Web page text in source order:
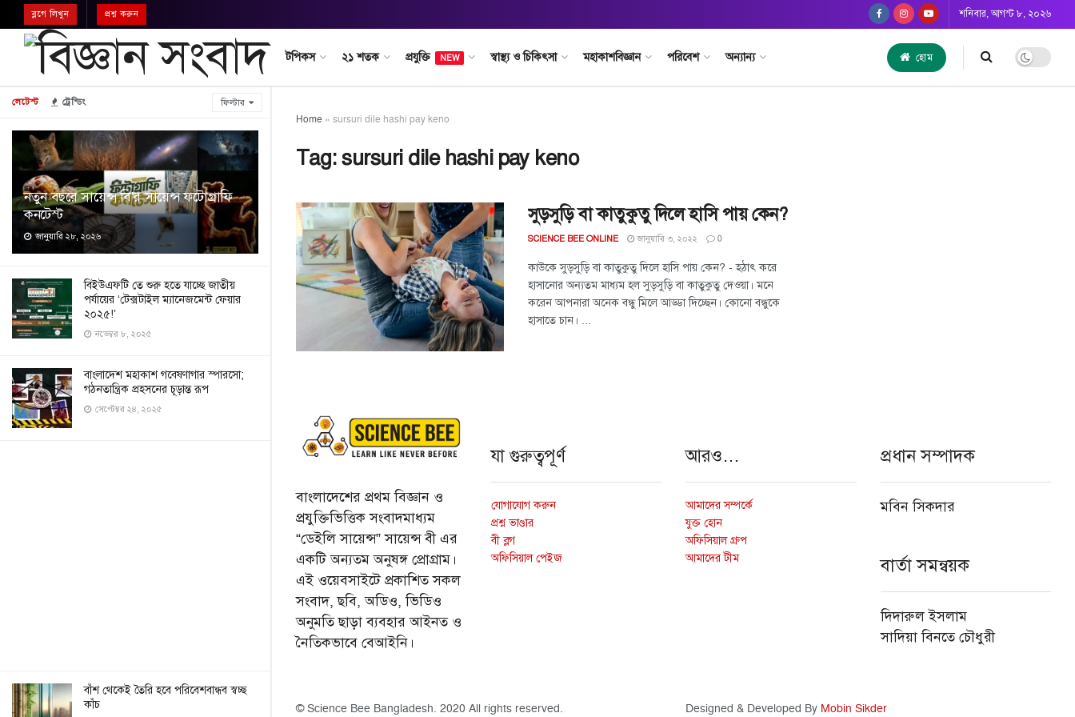
লেটেস্ট ট্রেন্ডিং ফিল্টার
নতুন বছরে সায়েন্স বি’র সায়েন্স ফটোগ্রাফি
কনটেস্ট
জানুয়ারি ২৮, ২০২৬
বিইউএফটি তে শুরু হতে যাচ্ছে জাতীয়
পর্যায়ের ‘টেক্সটাইল ম্যানেজমেন্ট ফেয়ার
২০২৫!’
নভেম্বর ৮, ২০২৫
বাংলাদেশ মহাকাশ গবেষণাগার স্পারসো;
গঠনতান্ত্রিক প্রহসনের চূড়ান্ত রূপ
সেপ্টেম্বর ২৪, ২০২৫
বাঁশ থেকেই তৈরি হবে পরিবেশবান্ধব স্বচ্ছ
কাঁচ
ব্লগে লিখুন প্রশ্ন করুন শনিবার, আগস্ট ৮, ২০২৬
টপিকস ২১ শতক প্রযুক্তি NEW স্বাস্থ্য ও চিকিৎসা মহাকাশবিজ্ঞান পরিবেশ অন্যান্য হোম
Home » sursuri dile hashi pay keno
Tag:sursuri dile hashi pay keno
সুড়সুড়ি বা কাতুকুতু দিলে হাসি পায় কেন?
SCIENCE BEE ONLINE জানুয়ারি ৩, ২০২২ 0
কাউকে সুড়সুড়ি বা কাতুকুতু দিলে হাসি পায় কেন? - হঠাৎ করে
হাসানোর অন্যতম মাধ্যম হল সুড়সুড়ি বা কাতুকুতু দেওয়া। মনে
করেন আপনারা অনেক বন্ধু মিলে আড্ডা দিচ্ছেন। কোনো বন্ধুকে
হাসাতে চান। ...
বাংলাদেশের প্রথম বিজ্ঞান ও
প্রযুক্তিভিত্তিক সংবাদমাধ্যম
“ডেইলি সায়েন্স” সায়েন্স বী এর
একটি অন্যতম অনুষঙ্গ প্রোগ্রাম।
এই ওয়েবসাইটে প্রকাশিত সকল
সংবাদ, ছবি, অডিও, ভিডিও
অনুমতি ছাড়া ব্যবহার আইনত ও
নৈতিকভাবে বেআইনি।
যা গুরুত্বপূর্ণ
যোগাযোগ করুন
প্রশ্ন ভাণ্ডার
বী ব্লগ
অফিসিয়াল পেইজ
আরও…
আমাদের সম্পর্কে
যুক্ত হোন
অফিসিয়াল গ্রুপ
আমাদের টীম
প্রধান সম্পাদক
মবিন সিকদার
বার্তা সমন্বয়ক
দিদারুল ইসলাম
সাদিয়া বিনতে চৌধুরী
© Science Bee Bangladesh. 2020 All rights reserved. Designed & Developed By Mobin Sikder